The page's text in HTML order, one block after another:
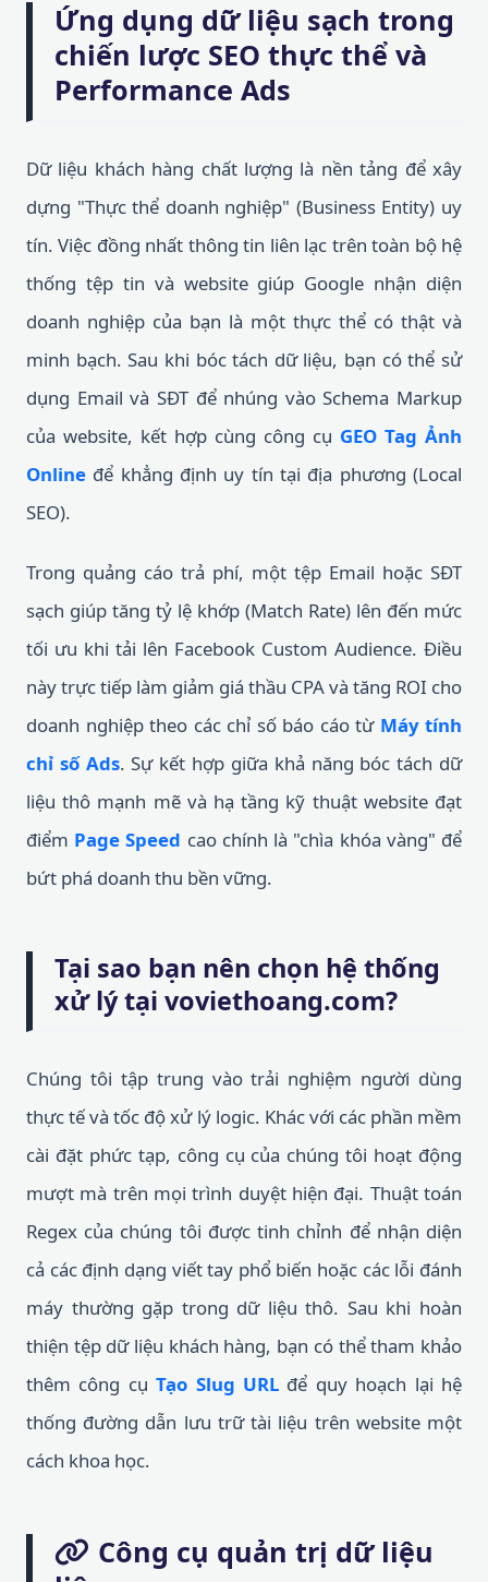
Ứng dụng dữ liệu sạch trong
chiến lược SEO thực thể và
Performance Ads
Dữ liệu khách hàng chất lượng là nền tảng để xây
dựng "Thực thể doanh nghiệp" (Business Entity) uy
tín. Việc đồng nhất thông tin liên lạc trên toàn bộ hệ
thống tệp tin và website giúp Google nhận diện
doanh nghiệp của bạn là một thực thể có thật và
minh bạch. Sau khi bóc tách dữ liệu, bạn có thể sử
dụng Email và SĐT để nhúng vào Schema Markup
của website, kết hợp cùng công cụ GEO Tag Ảnh
Online để khẳng định uy tín tại địa phương (Local
SEO).
Trong quảng cáo trả phí, một tệp Email hoặc SĐT
sạch giúp tăng tỷ lệ khớp (Match Rate) lên đến mức
tối ưu khi tải lên Facebook Custom Audience. Điều
này trực tiếp làm giảm giá thầu CPA và tăng ROI cho
doanh nghiệp theo các chỉ số báo cáo từ Máy tính
chỉ số Ads. Sự kết hợp giữa khả năng bóc tách dữ
liệu thô mạnh mẽ và hạ tầng kỹ thuật website đạt
điểm Page Speed cao chính là "chìa khóa vàng" để
bứt phá doanh thu bền vững.
Tại sao bạn nên chọn hệ thống
xử lý tại voviethoang.com?
Chúng tôi tập trung vào trải nghiệm người dùng
thực tế và tốc độ xử lý logic. Khác với các phần mềm
cài đặt phức tạp, công cụ của chúng tôi hoạt động
mượt mà trên mọi trình duyệt hiện đại. Thuật toán
Regex của chúng tôi được tinh chỉnh để nhận diện
cả các định dạng viết tay phổ biến hoặc các lỗi đánh
máy thường gặp trong dữ liệu thô. Sau khi hoàn
thiện tệp dữ liệu khách hàng, bạn có thể tham khảo
thêm công cụTạo Slug URL để quy hoạch lại hệ
thống đường dẫn lưu trữ tài liệu trên website một
cách khoa học.
Công cụ quản trị dữ liệu